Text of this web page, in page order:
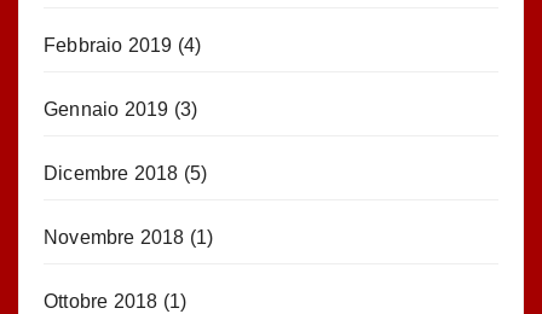
Febbraio 2019 (4)
Gennaio 2019 (3)
Dicembre 2018 (5)
Novembre 2018 (1)
Ottobre 2018 (1)